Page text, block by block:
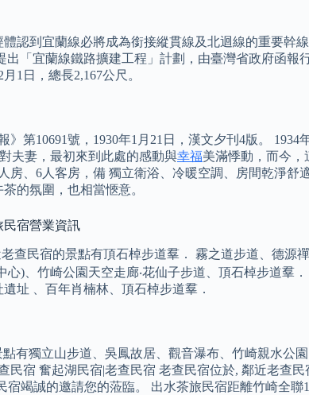
認到宜蘭線必將成為銜接縱貫線及北迴線的重要
「宜蘭線鐵路擴建工程」計劃，由臺灣省政府函報
1日，總長2,167公尺。
》第10691號，1930年1月21日，漢文夕刊4版。
夫妻，最初來到此處的感動與幸福美滿悸動，而今
房、6人客房，備 獨立衛浴、冷暖空調、房間乾淨
的氛圍，也相當愜意。
民宿營業資訊
查民宿的景點有頂石棹步道羣． 霧之道步道、德
)、竹崎公園天空走廊‧花仙子步道、頂石棹步道
址 、百年肖楠林、頂石棹步道羣．
有獨立山步道、吳鳳故居、觀音瀑布、竹崎親水
民宿 奮起湖民宿|老查民宿 老查民宿位於, 鄰近老查
竭誠的邀請您的蒞臨。 出水茶旅民宿距離竹崎全